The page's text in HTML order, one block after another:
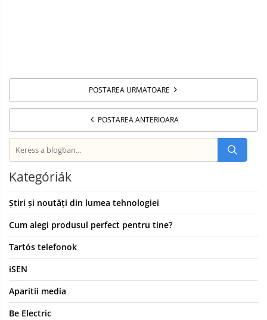
POSTAREA URMATOARE
POSTAREA ANTERIOARA
Kategóriák
Știri și noutăți din lumea tehnologiei
Cum alegi produsul perfect pentru tine?
Tartós telefonok
iSEN
Aparitii media
Be Electric